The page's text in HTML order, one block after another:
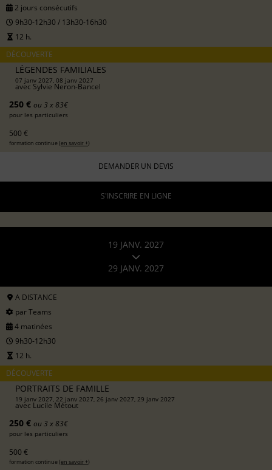
2 jours consécutifs
9h30-12h30 / 13h30-16h30
12 h.
DÉCOUVERTE
LÉGENDES FAMILIALES
07 janv 2027, 08 janv 2027
avec Sylvie Neron-Bancel
250 € ou 3 x 83€
pour les particuliers
500 €
formation continue (en savoir +)
DEMANDER UN DEVIS
S'INSCRIRE EN LIGNE
19 JANV. 2027
29 JANV. 2027
A DISTANCE
par Teams
4 matinées
9h30-12h30
12 h.
DÉCOUVERTE
PORTRAITS DE FAMILLE
19 janv 2027, 22 janv 2027, 26 janv 2027, 29 janv 2027
avec Lucile Métout
250 € ou 3 x 83€
pour les particuliers
500 €
formation continue (en savoir +)